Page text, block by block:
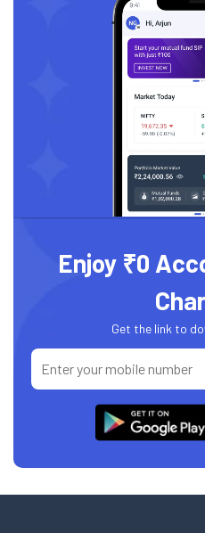
Enjoy ₹0
Get the link to